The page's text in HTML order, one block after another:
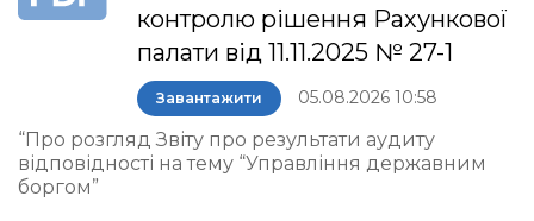
контролю рішення Рахункової
палати від 11.11.2025 № 27-1
Завантажити 05.08.2026 10:58
“Про розгляд Звіту про результати аудиту
відповідності на тему “Управління державним
боргом”